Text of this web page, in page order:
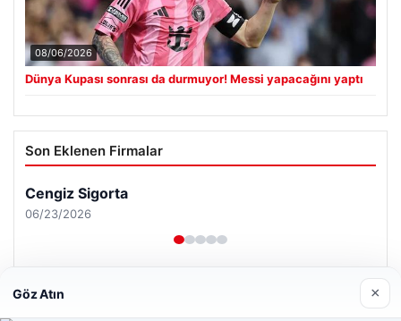
08/06/2026
Dünya Kupası sonrası da durmuyor! Messi yapacağını yaptı
Son Eklenen Firmalar
Göz Atın ×